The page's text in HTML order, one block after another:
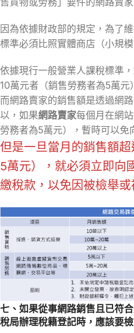
因為依據財政部的規定，為了
標準必須比照實體商店（小規模
依據現行一般營業人課稅標準，
10萬元者（銷售勞務者為5萬元
而網路賣家的銷售額是透過網
以，如果網路賣家每個月在網
勞務者為5萬元），暫時可以免
但是一旦當月的銷售額
5萬元），就必須立即向
繳稅款，以免因被檢舉
七、如果從事網路銷售且已符
稅局辦理稅籍登記時，應該要